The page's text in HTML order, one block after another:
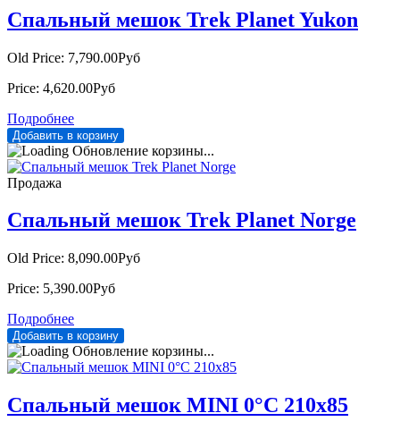
Спальный мешок Trek Planet Yukon
Old Price: 7,790.00Руб
Price: 4,620.00Руб
Подробнее
Обновление корзины...
Продажа
Спальный мешок Trek Planet Norge
Old Price: 8,090.00Руб
Price: 5,390.00Руб
Подробнее
Обновление корзины...
Спальный мешок MINI 0°С 210х85